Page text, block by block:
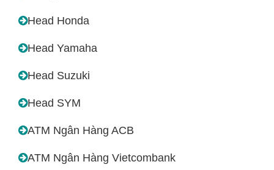
Head Honda
Head Yamaha
Head Suzuki
Head SYM
ATM Ngân Hàng ACB
ATM Ngân Hàng Vietcombank